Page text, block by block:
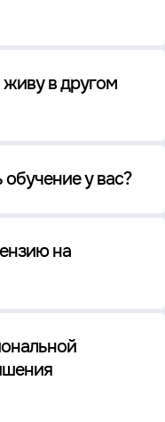
живу в другом
у вас?
на